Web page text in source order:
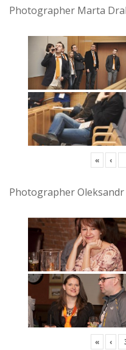
Photographer Marta
« ‹
Photographer Oleksandr
« ‹